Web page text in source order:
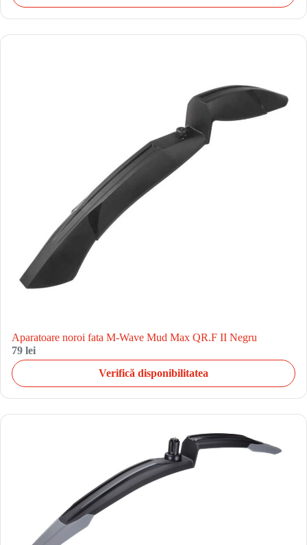
Aparatoare noroi fata M-Wave Mud Max QR.F II Negru
79 lei
Verifică disponibilitatea